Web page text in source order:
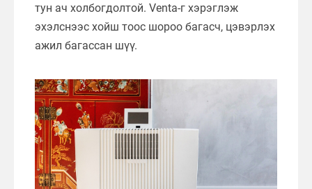
тун ач холбогдолтой. Venta-г хэрэглэж
эхэлснээс хойш тоос шороо багасч, цэвэрлэх
ажил багассан шүү.